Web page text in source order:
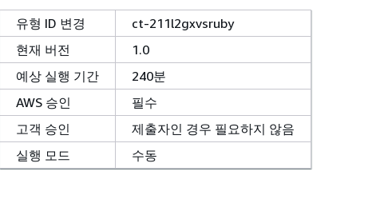
유형 ID 변경
ct-211l2gxvsruby
현재 버전
1.0
예상 실행 기간
240분
AWS 승인
필수
고객 승인
제출자인 경우 필요하지 않음
실행 모드
수동